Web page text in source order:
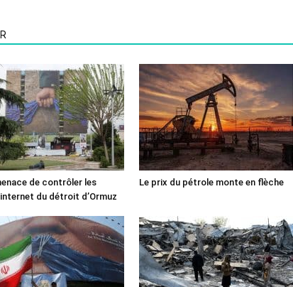
de contrôler les
du détroit d’Ormuz
Le prix du pétrole monte en flèche